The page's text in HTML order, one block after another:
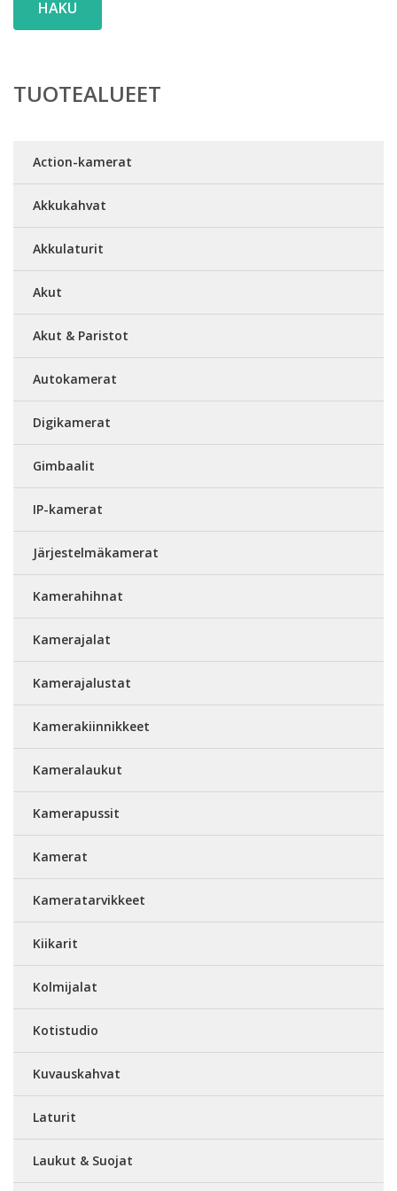
HAKU
TUOTEALUEET
Action-kamerat
Akkukahvat
Akkulaturit
Akut
Akut & Paristot
Autokamerat
Digikamerat
Gimbaalit
IP-kamerat
Järjestelmäkamerat
Kamerahihnat
Kamerajalat
Kamerajalustat
Kamerakiinnikkeet
Kameralaukut
Kamerapussit
Kamerat
Kameratarvikkeet
Kiikarit
Kolmijalat
Kotistudio
Kuvauskahvat
Laturit
Laukut & Suojat